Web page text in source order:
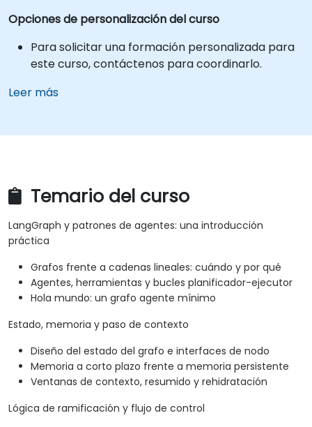
Opciones de personalización del curso
Para solicitar una formación personalizada para
este curso, contáctenos para coordinarlo.
Leer más
Temario del curso
LangGraph y patrones de agentes: una introducción
práctica
Grafos frente a cadenas lineales: cuándo y por qué
Agentes, herramientas y bucles planificador-ejecutor
Hola mundo: un grafo agente mínimo
Estado, memoria y paso de contexto
Diseño del estado del grafo e interfaces de nodo
Memoria a corto plazo frente a memoria persistente
Ventanas de contexto, resumido y rehidratación
Lógica de ramificación y flujo de control